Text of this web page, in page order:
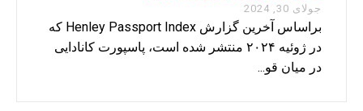
جولای 30, 2024
براساس آخرین گزارش Henley Passport Index که
در ژوئیه ۲۰۲۴ منتشر شده است، پاسپورت کانادایی
در میان قو...